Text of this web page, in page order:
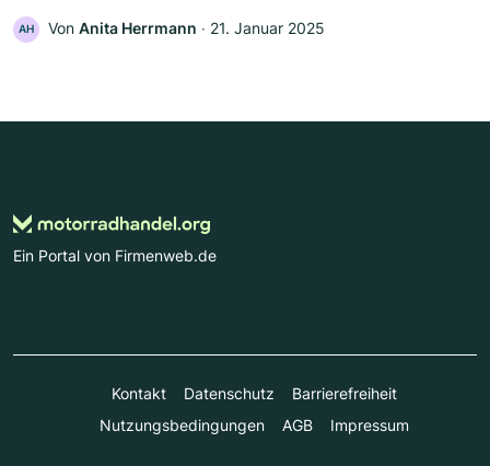
AH Von Anita Herrmann ‧ 21. Januar 2025
Ein Portal von Firmenweb.de
Kontakt Datenschutz
Barrierefreiheit
Nutzungsbedingungen
AGB Impressum